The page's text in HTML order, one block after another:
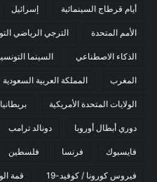
أيام قرطاج السينمائية إسرائيل
الأمم المتحدة الترجي الرياضي
الذكاء الاصطناعي السينما
المغرب المملكة العربية السعودية
الولايات المتحدة الأمريكية بريطانيا
دوري أبطال أوروبا دونالد ترامب
فايسبوك فرنسا فلسطين
فيروس كورونا / كوفيد-19 قمة